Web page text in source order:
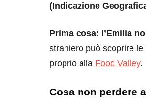
(Indicazione
Prima cosa: l’Emilia
straniero può scoprire
proprio alla Food Valley.
Cosa non perdere